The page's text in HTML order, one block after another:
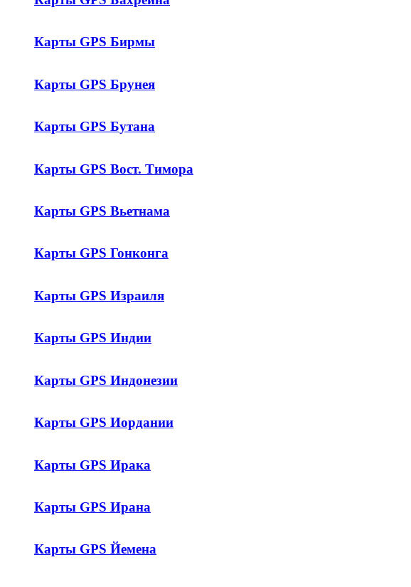
Карты GPS Бирмы
Карты GPS Брунея
Карты GPS Бутана
Карты GPS Вост. Тимора
Карты GPS Вьетнама
Карты GPS Гонконга
Карты GPS Израиля
Карты GPS Индии
Карты GPS Индонезии
Карты GPS Иордании
Карты GPS Ирака
Карты GPS Ирана
Карты GPS Йемена